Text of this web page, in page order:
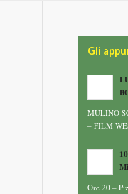
Gli
MULINO
– FILM
Ore 20 –